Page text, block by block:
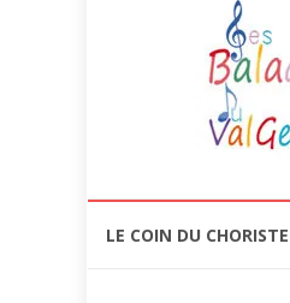
LE COIN DU CHORISTE